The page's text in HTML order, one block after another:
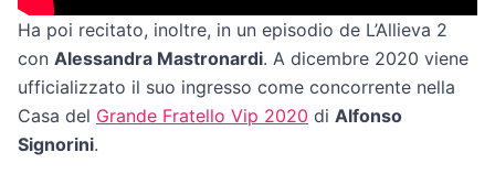
Ha poi recitato, inoltre, in un episodio de L’Allieva 2
con Alessandra Mastronardi. A dicembre 2020 viene
ufficializzato il suo ingresso come concorrente nella
Casa del Grande Fratello Vip 2020 di Alfonso
Signorini.